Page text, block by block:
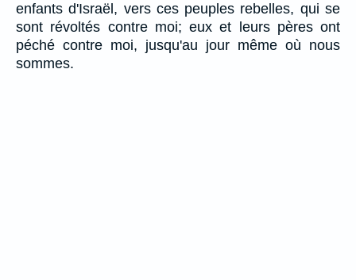
enfants d'Israël, vers ces peuples rebelles, qui se
sont révoltés contre moi; eux et leurs pères ont
péché contre moi, jusqu'au jour même où nous
sommes.